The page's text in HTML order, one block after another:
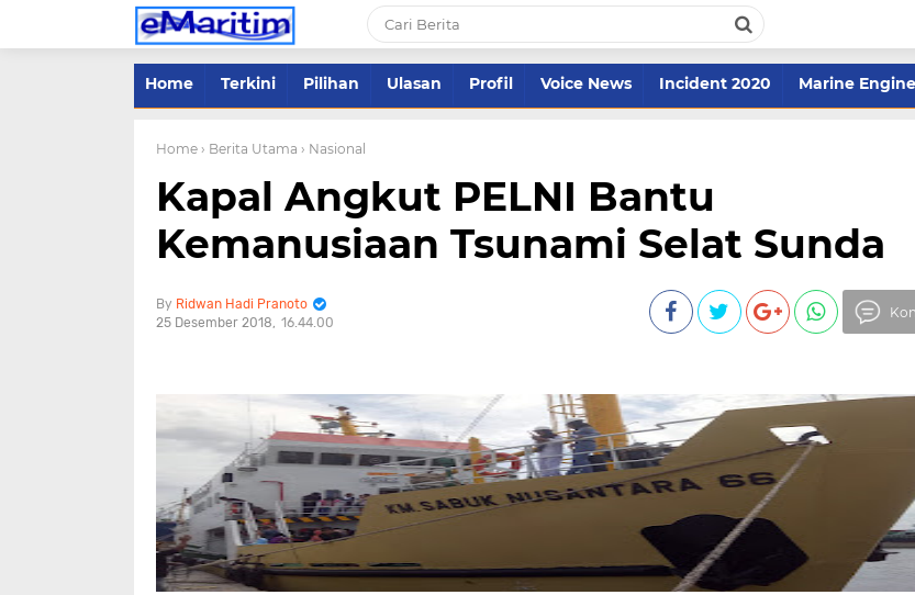
Home Terkini Pilihan Ulasan Profil Voice News Incident 2020 Marine
Home › Berita Utama › Nasional
Kapal Angkut PELNI Bantu
Kemanusiaan Tsunami Selat Sunda
Ridwan Hadi Pranoto
25 Desember 2018
16.44.00